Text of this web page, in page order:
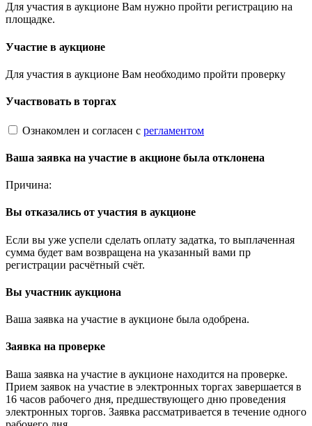
Для участия в аукционе Вам нужно пройти регистрацию на
площадке.
Участие в аукционе
Для участия в аукционе Вам необходимо пройти проверку
Участвовать в торгах
Ознакомлен и согласен с регламентом
Ваша заявка на участие в акционе была отклонена
Причина:
Вы отказались от участия в аукционе
Если вы уже успели сделать оплату задатка, то выплаченная
сумма будет вам возвращена на указанный вами пр
регистрации расчётный счёт.
Вы участник аукциона
Ваша заявка на участие в аукционе была одобрена.
Заявка на проверке
Ваша заявка на участие в аукционе находится на проверке.
Прием заявок на участие в электронных торгах завершается в
16 часов рабочего дня, предшествующего дню проведения
электронных торгов. Заявка рассматривается в течение одного